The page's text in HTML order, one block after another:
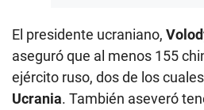
El presidente ucraniano,
aseguró que al menos 155
ejército ruso, dos de los
Ucrania. También aseveró